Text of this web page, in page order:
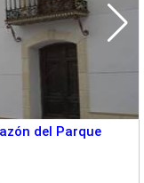
del Parque